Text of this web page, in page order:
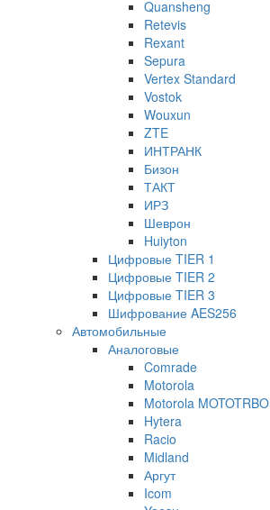
Quansheng
Retevis
Rexant
Sepura
Vertex Standard
Vostok
Wouxun
ZTE
ИНТРАНК
Бизон
ТАКТ
ИРЗ
Шеврон
Huiyton
Цифровые TIER 1
Цифровые TIER 2
Цифровые TIER 3
Шифрование AES256
Автомобильные
Аналоговые
Comrade
Motorola
Motorola MOTOTRBO
Hytera
Racio
Midland
Аргут
Icom